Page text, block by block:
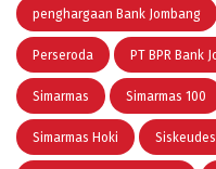
penghargaan Bank Jombang
Perseroda PT BPR Bank
Simarmas Simarmas 100
Simarmas Hoki